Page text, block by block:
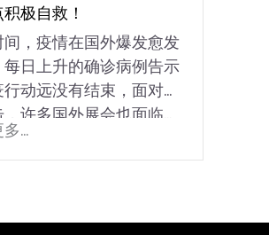
极自救！
，疫情在国外爆发愈发
每日上升的确诊病例告示
动远没有结束，面对疫
许多国外展会也面临...
...